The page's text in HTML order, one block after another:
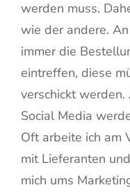
werden muss.
wie der andere.
immer die
eintreffen, diese
verschickt
Social Media
Oft arbeite ich am
mit Lieferanten
mich ums